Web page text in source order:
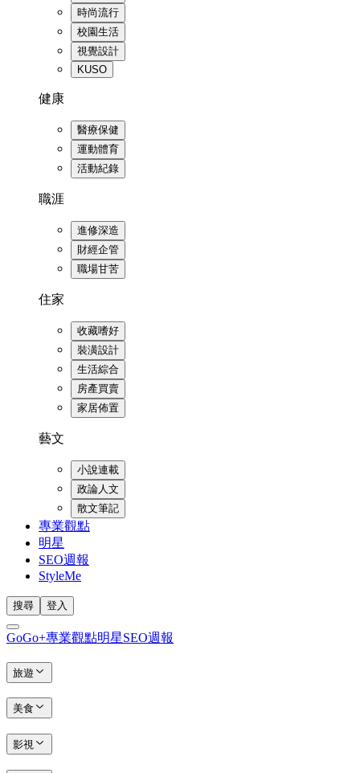
時尚流行
校園生活
視覺設計
KUSO
健康
醫療保健
運動體育
活動紀錄
職涯
進修深造
財經企管
職場甘苦
住家
收藏嗜好
裝潢設計
生活綜合
房產買賣
家居佈置
藝文
小說連載
政論人文
散文筆記
專業觀點
明星
SEO週報
StyleMe
搜尋 登入
GoGo+專業觀點明星SEO週報
旅遊
美食
影視